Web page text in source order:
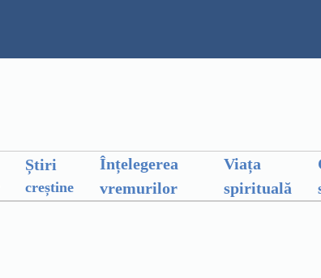
Știri
creștine
Înțelegerea
vremurilor
Viața
spirituală